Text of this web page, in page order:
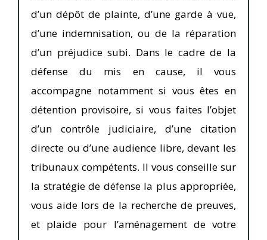
d’un dépôt de plainte, d’une garde à vue,
d’une indemnisation, ou de la réparation
d’un préjudice subi. Dans le cadre de la
défense du mis en cause, il vous
accompagne notamment si vous êtes en
détention provisoire, si vous faites l’objet
d’un contrôle judiciaire, d’une citation
directe ou d’une audience libre, devant les
tribunaux compétents. Il vous conseille sur
la stratégie de défense la plus appropriée,
vous aide lors de la recherche de preuves,
et plaide pour l’aménagement de votre